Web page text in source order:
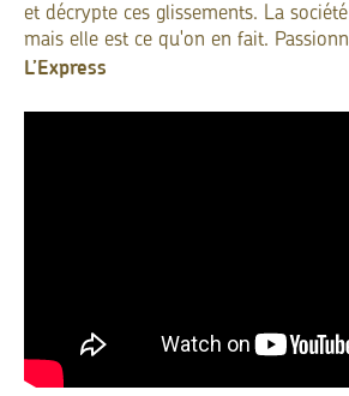
et décrypte ces glissements. La
mais elle est ce qu'on en fait.
L’Express